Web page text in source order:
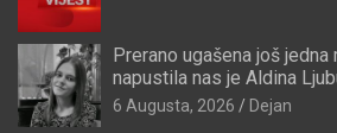
Prerano ugašena još
napustila nas je Aldina
6 Augusta, 2026 Dejan